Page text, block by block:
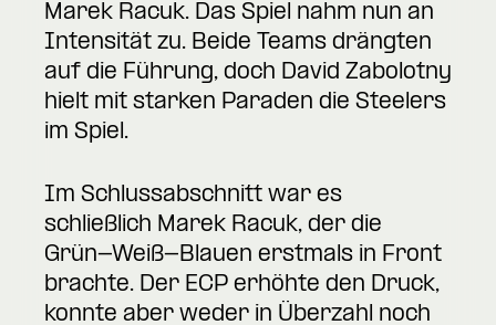
Marek Racuk. Das Spiel nahm nun an
Intensität zu. Beide Teams drängten
auf die Führung, doch David Zabolotny
hielt mit starken Paraden die Steelers
im Spiel.
Im Schlussabschnitt war es
schließlich Marek Racuk, der die
Grün-Weiß-Blauen erstmals in Front
brachte. Der ECP erhöhte den Druck,
konnte aber weder in Überzahl noch